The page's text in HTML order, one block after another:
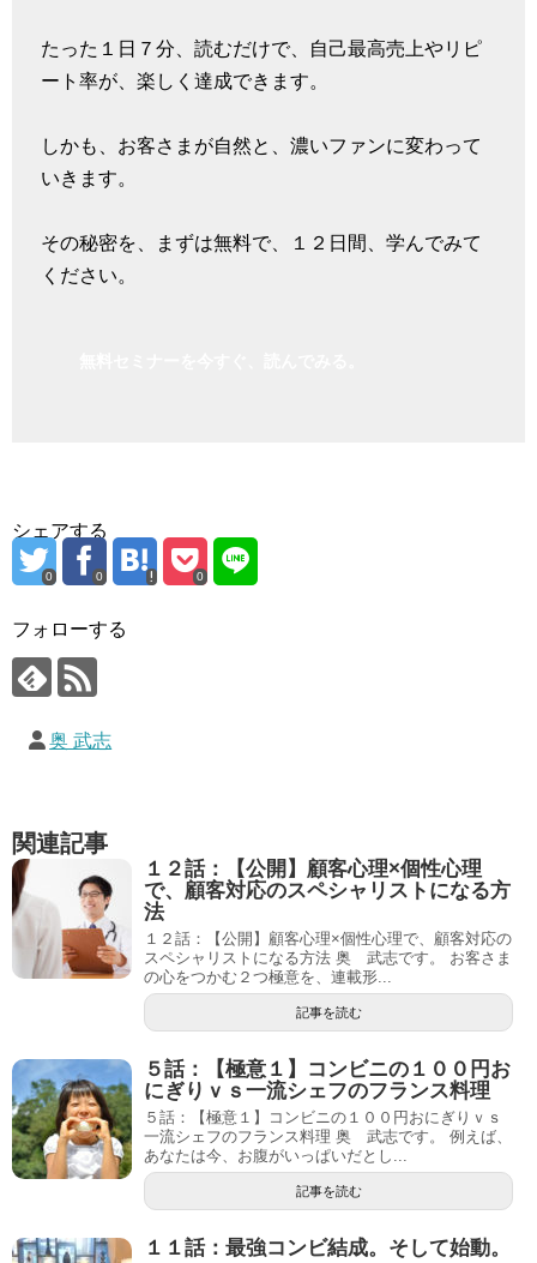
たった１日７分、読むだけで、自己最高売上やリピ
ート率が、楽しく達成できます。
しかも、お客さまが自然と、濃いファンに変わって
いきます。
その秘密を、まずは無料で、１２日間、学んでみて
ください。
シェアする
0 0 0
フォローする
奥 武志
関連記事
１２話：【公開】顧客心理×個性心理
で、顧客対応のスペシャリストになる方
法
１２話：【公開】顧客心理×個性心理で、顧客対応の
スペシャリストになる方法 奥 武志です。 お客さま
の心をつかむ２つ極意を、連載形...
記事を読む
５話：【極意１】コンビニの１００円お
にぎりｖｓ一流シェフのフランス料理
５話：【極意１】コンビニの１００円おにぎりｖｓ
一流シェフのフランス料理 奥 武志です。 例えば、
あなたは今、お腹がいっぱいだとし...
記事を読む
１１話：最強コンビ結成。そして始動。